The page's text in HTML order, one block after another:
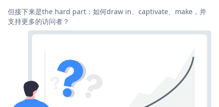
但接下来是the hard part：如何draw in、captivate、make，并
支持更多的访问者？